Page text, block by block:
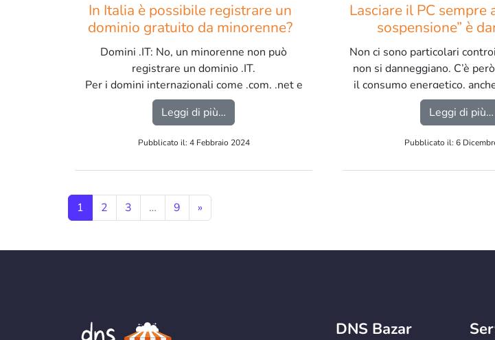
In Italia è possibile registrare un
dominio gratuito da minorenne?
Domini .IT: No, un minorenne non può
registrare un dominio .IT.
Per i domini internazionali come .com, .net e
.org, non esiste alcuna limitazione
riguardante l’età del registrante. […]
Leggi di più… from In Italia è possibile registrare un dominio gratuito
Pubblicato il: 4 Febbraio 2024
Lasciare il PC sempre
sospensione” è
Non ci sono particolari
non si danneggiano. C’è
il consumo energetico,
consuma molto meglio
usa […]
Leggi di più…
Pubblicato il: 6
Navigazione degli articoli
1 2 3 … 9 »
DNS Bazar